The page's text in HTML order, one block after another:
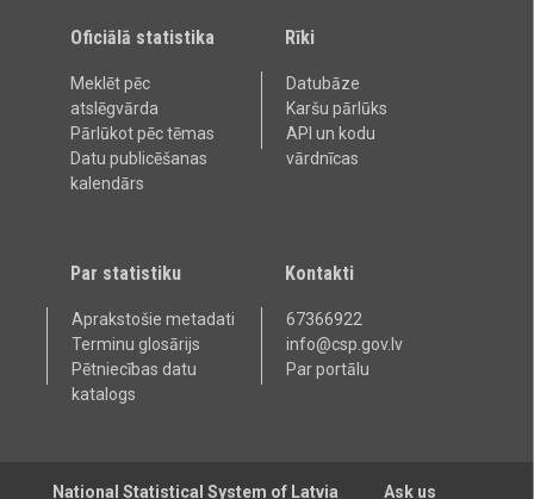
Oficiālā statistika
Meklēt pēc
atslēgvārda
Pārlūkot pēc tēmas
Datu publicēšanas
kalendārs
Rīki
Datubāze
Karšu pārlūks
API un kodu
vārdnīcas
Par statistiku
Aprakstošie metadati
Terminu glosārijs
Pētniecības datu
katalogs
Kontakti
67366922
info@csp.gov.lv
Par portālu
National Statistical System of Latvia Ask us